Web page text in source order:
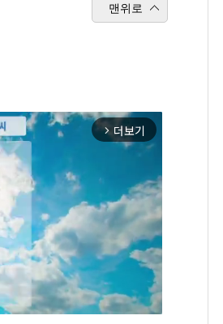
맨위로
arrow_forward_ios 더보기